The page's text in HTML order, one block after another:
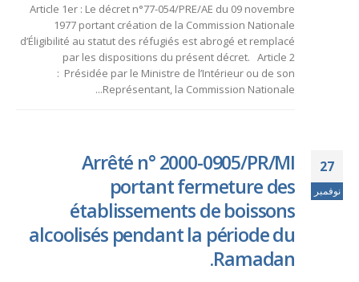
Article 1er : Le décret n°77-054/PRE/AE du 09 novembre
1977 portant création de la Commission Nationale
d’Éligibilité au statut des réfugiés est abrogé et remplacé
par les dispositions du présent décret. Article 2
: Présidée par le Ministre de l’Intérieur ou de son
Représentant, la Commission Nationale...
27
نوفمبر
Arrêté n° 2000-0905/PR/MI
portant fermeture des
établissements de boissons
alcoolisés pendant la période du
Ramadan.